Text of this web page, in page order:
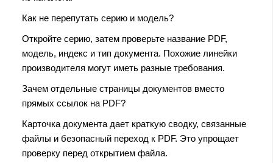
Как не перепутать серию и модель?
Откройте серию, затем проверьте название PDF,
модель, индекс и тип документа. Похожие линейки
производителя могут иметь разные требования.
Зачем отдельные страницы документов вместо
прямых ссылок на PDF?
Карточка документа дает краткую сводку, связанные
файлы и безопасный переход к PDF. Это упрощает
проверку перед открытием файла.